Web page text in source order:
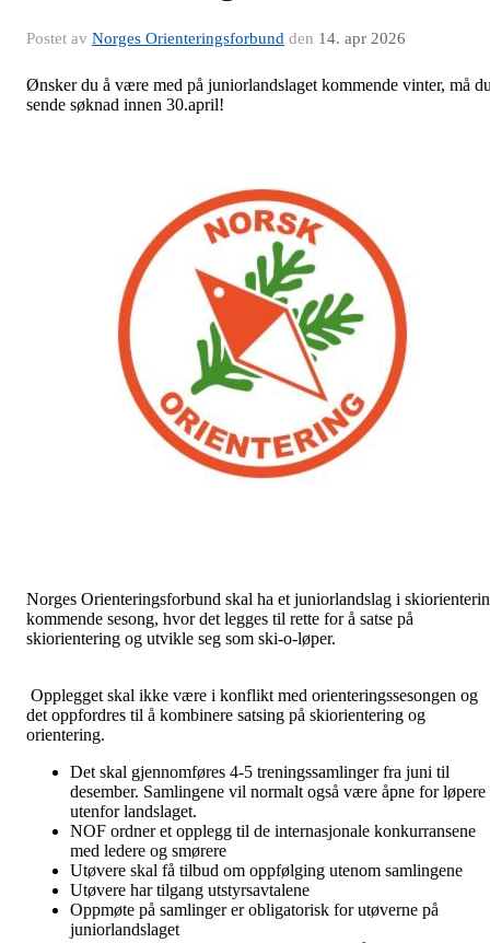
Postet av Norges Orienteringsforbund den 14. apr 2026
Ønsker du å være med på juniorlandslaget kommende vinter, må
sende søknad innen 30.april!
Norges Orienteringsforbund skal ha et juniorlandslag i
kommende sesong, hvor det legges til rette for å satse på
skiorientering og utvikle seg som ski-o-løper.
Opplegget skal ikke være i konflikt med orienteringssesongen og
det oppfordres til å kombinere satsing på skiorientering og
orientering.
Det skal gjennomføres 4-5 treningssamlinger fra juni til
desember. Samlingene vil normalt også være åpne for løpere
utenfor landslaget.
NOF ordner et opplegg til de internasjonale konkurransene
med ledere og smørere
Utøvere skal få tilbud om oppfølging utenom samlingene
Utøvere har tilgang utstyrsavtalene
Oppmøte på samlinger er obligatorisk for utøverne på
juniorlandslaget